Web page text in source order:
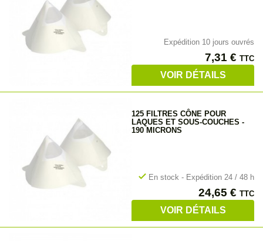
Expédition 10 jours ouvrés
Prix
7,31 € TTC
VOIR DÉTAILS
125 FILTRES CÔNE POUR
LAQUES ET SOUS-COUCHES -
190 MICRONS
check En stock - Expédition 24 / 48 h
Prix
24,65 € TTC
VOIR DÉTAILS